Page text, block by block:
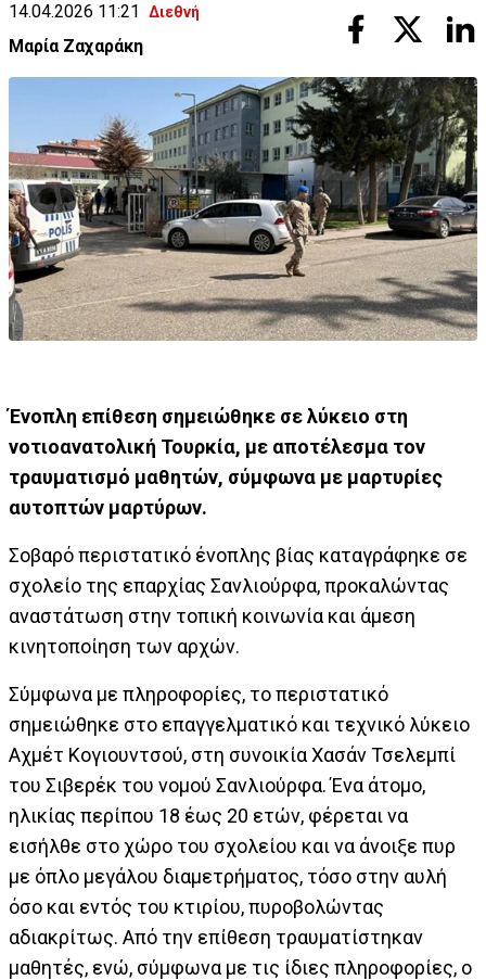
14.04.2026 11:21 Διεθνή
Μαρία Ζαχαράκη
Ένοπλη επίθεση σημειώθηκε σε λύκειο στη
νοτιοανατολική Τουρκία, με αποτέλεσμα τον
τραυματισμό μαθητών, σύμφωνα με μαρτυρίες
αυτοπτών μαρτύρων.
Σοβαρό περιστατικό ένοπλης βίας καταγράφηκε σε
σχολείο της επαρχίας Σανλιούρφα, προκαλώντας
αναστάτωση στην τοπική κοινωνία και άμεση
κινητοποίηση των αρχών.
Σύμφωνα με πληροφορίες, το περιστατικό
σημειώθηκε στο επαγγελματικό και τεχνικό λύκειο
Αχμέτ Κογιουντσού, στη συνοικία Χασάν Τσελεμπί
του Σιβερέκ του νομού Σανλιούρφα. Ένα άτομο,
ηλικίας περίπου 18 έως 20 ετών, φέρεται να
εισήλθε στο χώρο του σχολείου και να άνοιξε πυρ
με όπλο μεγάλου διαμετρήματος, τόσο στην αυλή
όσο και εντός του κτιρίου, πυροβολώντας
αδιακρίτως. Από την επίθεση τραυματίστηκαν
μαθητές, ενώ, σύμφωνα με τις ίδιες πληροφορίες, ο